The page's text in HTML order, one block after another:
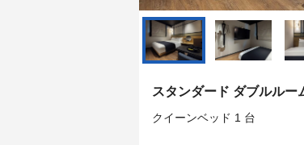
mark
key
to
get
the
shortcuts
changing
スタンダード ダブルルー
クイーンベッド 1 台